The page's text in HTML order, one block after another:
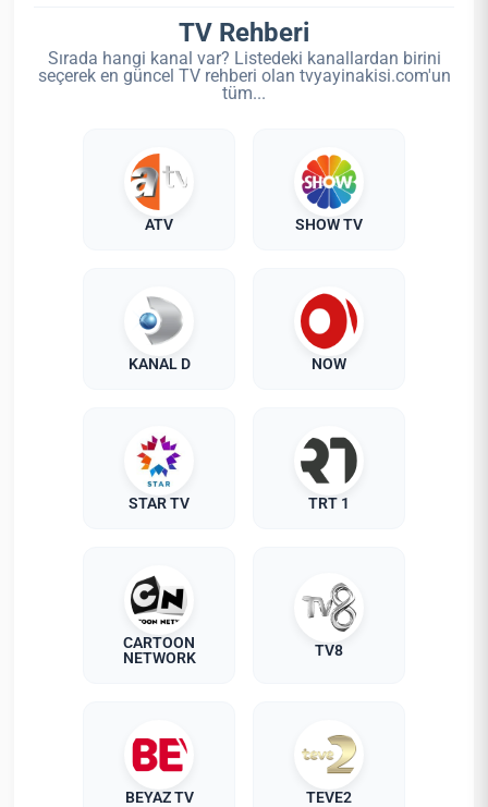
TV Rehberi
Sırada hangi kanal var? Listedeki kanallardan birini
seçerek en güncel TV rehberi olan tvyayinakisi.com'un
tüm...
ATV SHOW TV
KANAL D NOW
STAR TV TRT 1
CARTOON
NETWORK
TV8
BEYAZ TV TEVE2